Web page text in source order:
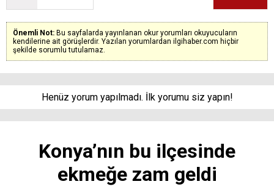
Önemli Not: Bu sayfalarda yayınlanan okur yorumları okuyucuların
kendilerine ait görüşlerdir. Yazılan yorumlardan ilgihaber.com hiçbir
şekilde sorumlu tutulamaz.
Henüz yorum yapılmadı. İlk yorumu siz yapın!
Konya’nın bu ilçesinde
ekmeğe zam geldi